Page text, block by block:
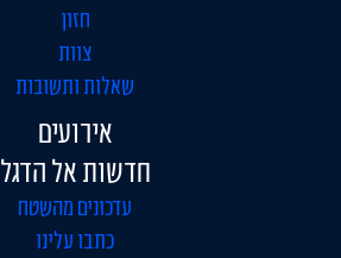
חזון
צוות
שאלות ותשובות
אירועים
חדשות אל הדגל
עדכונים מהשטח
כתבו עלינו